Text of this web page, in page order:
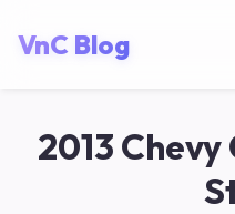
VnC Blog
2013